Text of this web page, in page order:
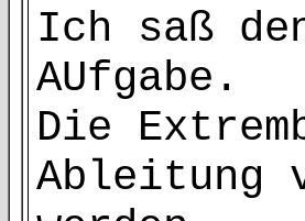
Ich saß
AUfgabe.
Die
Ableitung